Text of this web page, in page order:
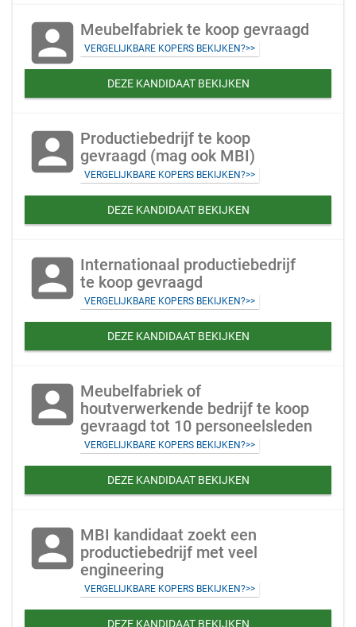
account_box Meubelfabriek te koop gevraagd
VERGELIJKBARE KOPERS BEKIJKEN?>>
DEZE KANDIDAAT BEKIJKEN
account_box Productiebedrijf te koop
gevraagd (mag ook MBI)
VERGELIJKBARE KOPERS BEKIJKEN?>>
DEZE KANDIDAAT BEKIJKEN
account_box Internationaal productiebedrijf
te koop gevraagd
VERGELIJKBARE KOPERS BEKIJKEN?>>
DEZE KANDIDAAT BEKIJKEN
account_box Meubelfabriek of
houtverwerkende bedrijf te koop
gevraagd tot 10 personeelsleden
VERGELIJKBARE KOPERS BEKIJKEN?>>
DEZE KANDIDAAT BEKIJKEN
account_box MBI kandidaat zoekt een
productiebedrijf met veel
engineering
VERGELIJKBARE KOPERS BEKIJKEN?>>
DEZE KANDIDAAT BEKIJKEN